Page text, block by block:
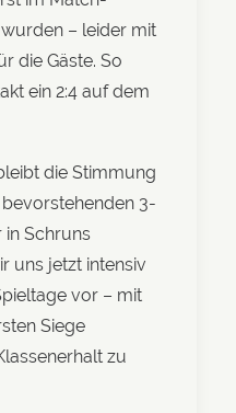
– leider mit
die Gäste. So
ein 2:4 auf dem
die Stimmung
3-
in Schruns
uns jetzt intensiv
vor – mit
Siege
zu